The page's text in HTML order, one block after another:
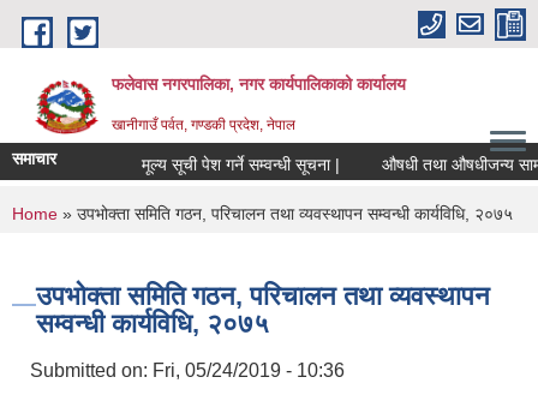
Skip to main content
फलेवास नगरपालिका, नगर कार्यपालिकाको कार्यालय
खानीगाउँ पर्वत, गण्डकी प्रदेश, नेपाल
समाचार मूल्य सूची पेश गर्ने सम्वन्धी सूचना | औषधी तथा औषधीजन्य
You are here
Home » उपभोक्ता समिति गठन, परिचालन तथा व्यवस्थापन सम्वन्धी कार्यविधि, २०७५
उपभोक्ता समिति गठन, परिचालन तथा व्यवस्थापन
सम्वन्धी कार्यविधि, २०७५
Submitted on: Fri, 05/24/2019 - 10:36